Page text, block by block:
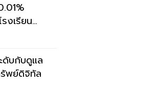
งเรียน
ดับกับดูแล
พย์ดิจิทัล